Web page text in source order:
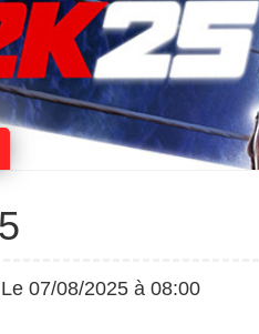
07/08/2025 à 08:00